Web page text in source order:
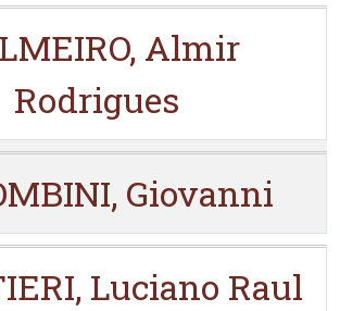
Almir
Rodrigues
Giovanni
Luciano Raul